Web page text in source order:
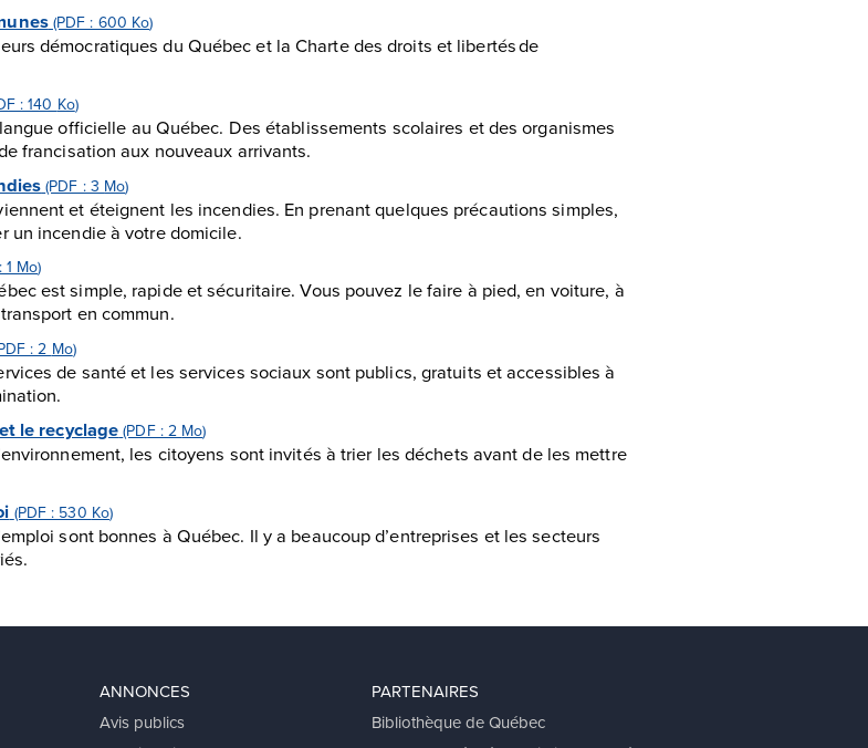
(PDF : 600 Ko)
démocratiques du Québec et la Charte des droits et libertés de
: 140 Ko)
officielle au Québec. Des établissements scolaires et des organismes
francisation aux nouveaux arrivants.
(PDF : 3 Mo)
et éteignent les incendies. En prenant quelques précautions simples,
un incendie à votre domicile.
1 Mo)
est simple, rapide et sécuritaire. Vous pouvez le faire à pied, en voiture, à
en commun.
: 2 Mo)
de santé et les services sociaux sont publics, gratuits et accessibles à
le recyclage (PDF : 2 Mo)
les citoyens sont invités à trier les déchets avant de les mettre
(PDF : 530 Ko)
sont bonnes à Québec. Il y a beaucoup d’entreprises et les secteurs
ANNONCES
Avis publics
PARTENAIRES
Bibliothèque de Québec